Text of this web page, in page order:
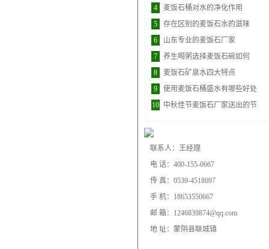
4
麦饭石桶对水的净化作用
5
存在区别的麦饭石水的滋味
6
山东专业的麦饭石厂家
7
养生喝粥选择麦饭石碗如何
8
麦饭石矿泉水四大特点
9
使用麦饭石桶盛水有哪些好处
10 中秋佳节麦饭石厂家送出的节
联系人：王经理
电 话：400-155-0667
传 真：0539-4518697
手 机：18653550667
邮 箱：1246839874@qq.com
地 址：蒙阴县联城镇